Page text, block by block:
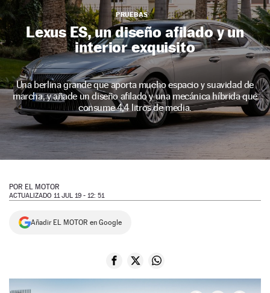
MOTOS
TECNOLOGÍA
SUPERCOCHES
MOTORTV
PREMIOS
SERVICIOS
NEWSLETTER
SÍGUENOS
PRUEBAS
Lexus ES, un diseño afilado y un
interior exquisito
Una berlina grande que aporta mucho espacio y suavidad de
marcha, y añade un diseño afilado y una mecánica híbrida que
consume 4,4 litros de media.
POR EL MOTOR
ACTUALIZADO 11 JUL 19 - 12: 51
Añadir EL MOTOR en Google